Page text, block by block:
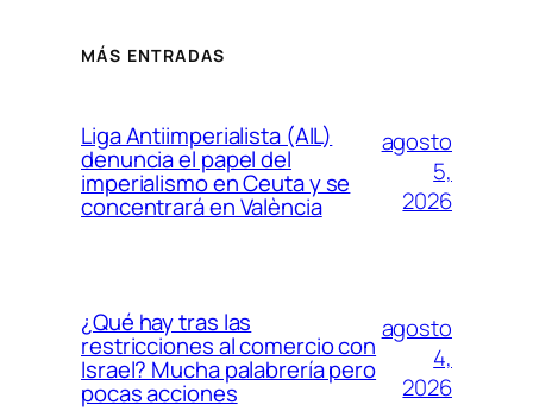
MÁS ENTRADAS
Liga Antiimperialista (AIL)
denuncia el papel del
imperialismo en Ceuta y se
concentrará en València
agosto
5,
2026
¿Qué hay tras las
restricciones al comercio con
Israel? Mucha palabrería pero
pocas acciones
agosto
4,
2026